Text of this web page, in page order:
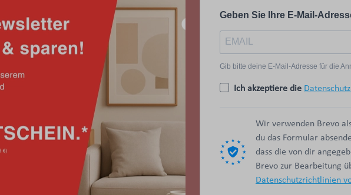
Geben Sie Ihre E-Mail-
Gib bitte deine E-Mail-Adresse für die
Ich akzeptiere die
Wir verwenden Brevo
du das Formular
dass die von dir
Brevo zur Bearbeitung
Datenschutzrichtlinien